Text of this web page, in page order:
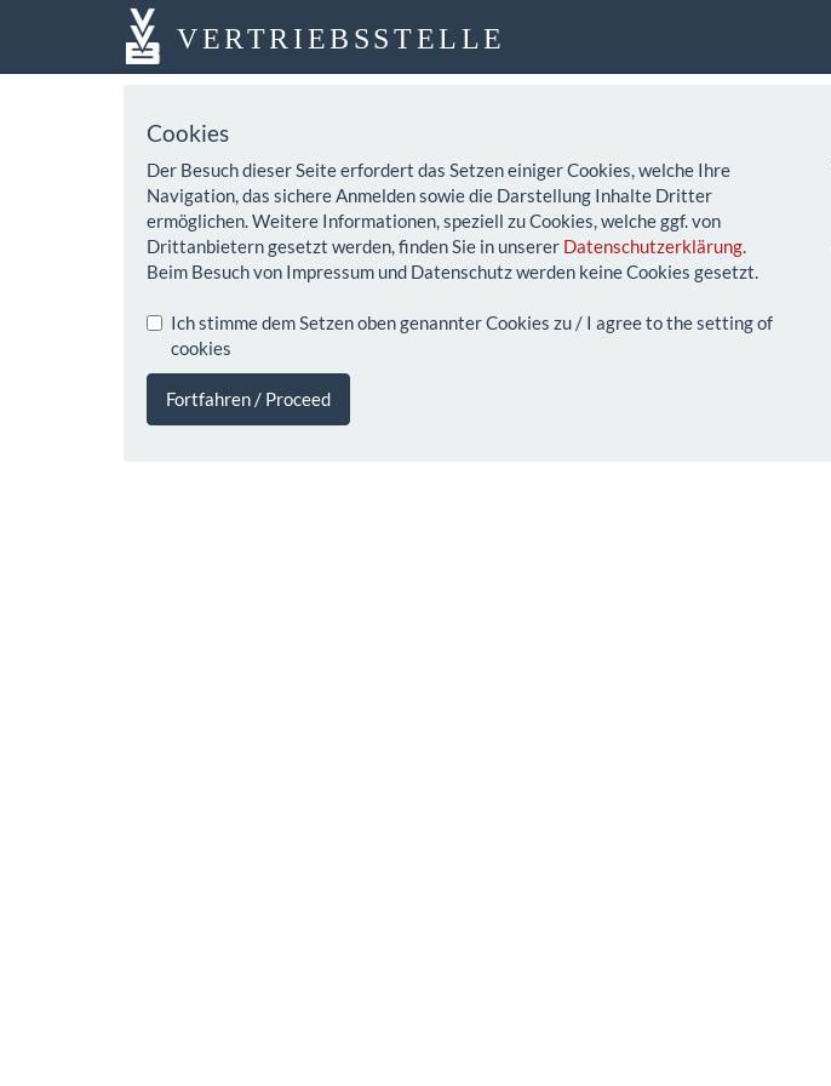
VERTRIEBSSTELLE
Cookies
Der Besuch dieser Seite erfordert das Setzen einiger Cookies, welche Ihre
Navigation, das sichere Anmelden sowie die Darstellung Inhalte Dritter
ermöglichen. Weitere Informationen, speziell zu Cookies, welche ggf. von
Drittanbietern gesetzt werden, finden Sie in unserer Datenschutzerklärung.
Beim Besuch von Impressum und Datenschutz werden keine Cookies gesetzt.
Ich stimme dem Setzen oben genannter Cookies zu / I agree to the setting of
cookies
Fortfahren / Proceed